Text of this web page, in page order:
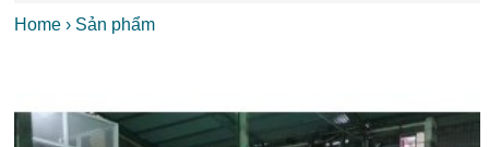
Home › Sản phẩm